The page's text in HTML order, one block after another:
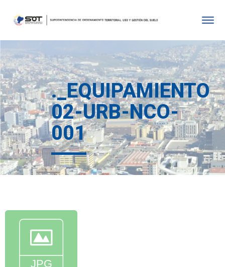
._EQUIPAMIENTO
02-URB-NCO-
001